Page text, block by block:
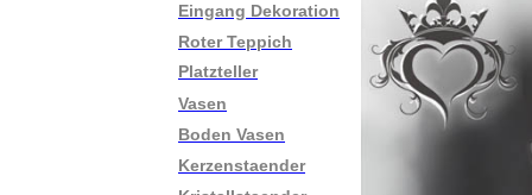
Eingang Dekoration
Roter Teppich
Platzteller
Vasen
Boden Vasen
Kerzenstaender